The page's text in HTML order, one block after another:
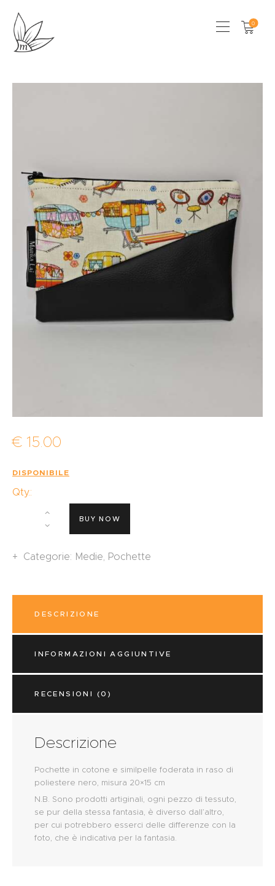
0
€ 15.00
DISPONIBILE
Qty.:
BUY NOW
Categorie: Medie, Pochette
DESCRIZIONE
INFORMAZIONI AGGIUNTIVE
RECENSIONI (0)
Descrizione
Pochette in cotone e similpelle foderata in raso di
poliestere nero, misura 20×15 cm
N.B. Sono prodotti artiginali, ogni pezzo di tessuto,
se pur della stessa fantasia, è diverso dall’altro,
per cui potrebbero esserci delle differenze con la
foto, che è indicativa per la fantasia.